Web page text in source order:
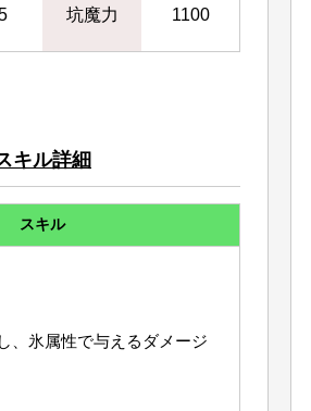
坑魔力 1100
キル詳細
スキル
、氷属性で与えるダメージ